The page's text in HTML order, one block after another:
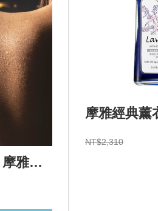
MOYA 摩雅 iSPA 摩雅氣泡按摩浴設備/110V
摩雅經典薰
NT$2,310